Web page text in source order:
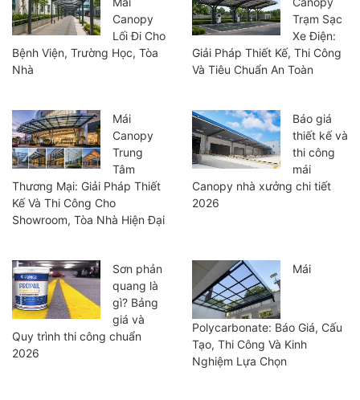
Canopy
Lối Đi Cho
Bệnh Viện, Trường Học, Tòa
Nhà
Trạm Sạc
Xe Điện:
Giải Pháp Thiết Kế, Thi Công
Và Tiêu Chuẩn An Toàn
Mái
Canopy
Trung
Tâm
Thương Mại: Giải Pháp Thiết
Kế Và Thi Công Cho
Showroom, Tòa Nhà Hiện Đại
Báo giá
thiết kế và
thi công
mái
Canopy nhà xưởng chi tiết
2026
Sơn phản
quang là
gì? Bảng
giá và
Quy trình thi công chuẩn
2026
Mái
Polycarbonate: Báo Giá, Cấu
Tạo, Thi Công Và Kinh
Nghiệm Lựa Chọn